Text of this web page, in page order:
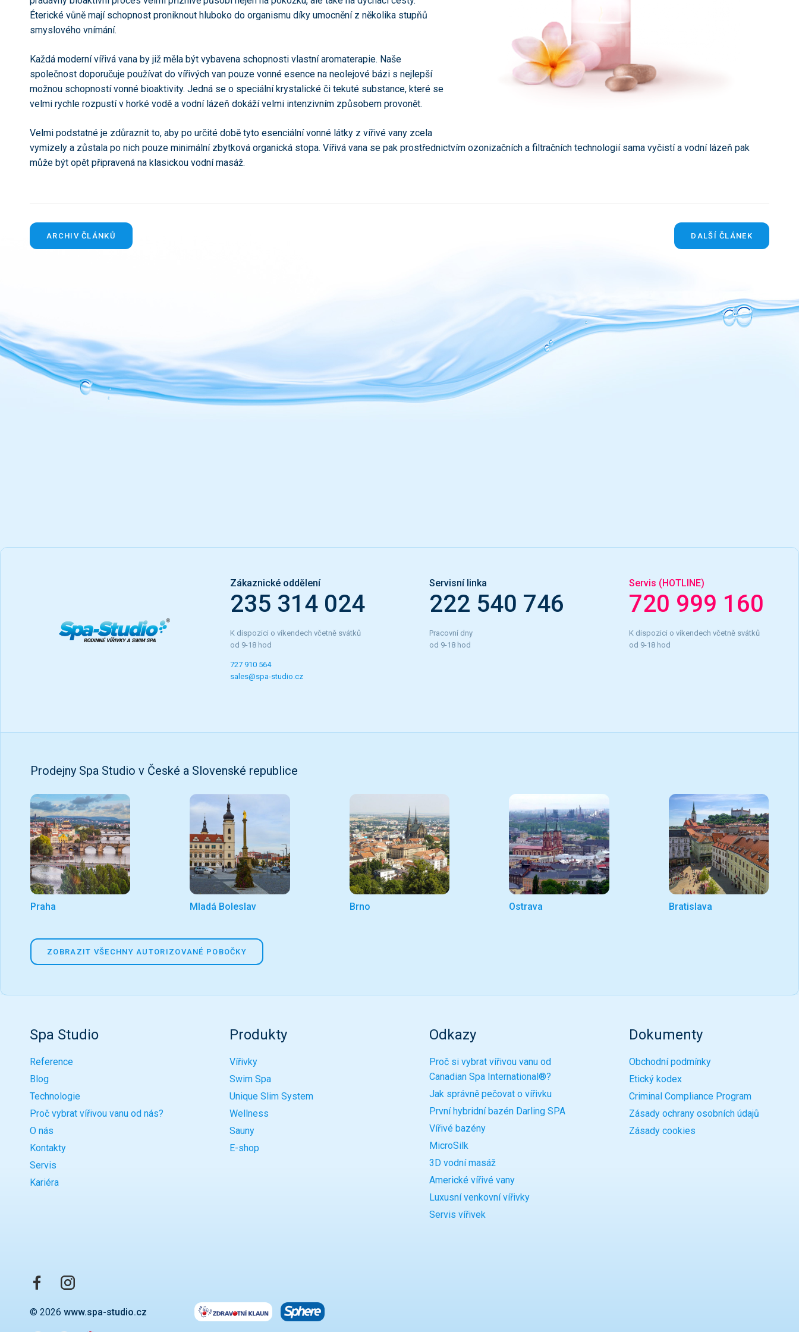
Éterické vůně mají schopnost proniknout hluboko do organismu díky umocnění z několika stupňů
smyslového vnímání.
Každá moderní vířivá vana by již měla být vybavena schopnosti vlastní aromaterapie. Naše
společnost doporučuje používat do vířivých van pouze vonné esence na neolejové bázi s nejlepší
možnou schopností vonné bioaktivity. Jedná se o speciální krystalické či tekuté substance, které se
velmi rychle rozpustí v horké vodě a vodní lázeň dokáží velmi intenzivním způsobem provonět.
Velmi podstatné je zdůraznit to, aby po určité době tyto esenciální vonné látky z vířivé vany zcela
vymizely a zůstala po nich pouze minimální zbytková organická stopa. Vířivá vana se pak prostřednictvím ozonizačních a filtračních technologií sama vyčistí a vodní lázeň pak
může být opět připravená na klasickou vodní masáž.
ARCHIV ČLÁNKŮ DALŠÍ ČLÁNEK
Zákaznické oddělení
235 314 024
K dispozici o víkendech včetně svátků
od 9-18 hod
727 910 564
sales@spa-studio.cz
Servisní linka
222 540 746
Pracovní dny
od 9-18 hod
Servis (HOTLINE)
720 999 160
K dispozici o víkendech včetně svátků
od 9-18 hod
Prodejny Spa Studio v České a Slovenské republice
Praha Mladá Boleslav Brno Ostrava Bratislava
ZOBRAZIT VŠECHNY AUTORIZOVANÉ POBOČKY
Spa Studio
Reference
Blog
Technologie
Proč vybrat vířivou vanu od nás?
O nás
Kontakty
Servis
Kariéra
Produkty
Vířivky
Swim Spa
Unique Slim System
Wellness
Sauny
E-shop
Odkazy
Proč si vybrat vířivou vanu od
Canadian Spa International®?
Jak správně pečovat o vířivku
První hybridní bazén Darling SPA
Vířivé bazény
MicroSilk
3D vodní masáž
Americké vířivé vany
Luxusní venkovní vířivky
Servis vířivek
Dokumenty
Obchodní podmínky
Etický kodex
Criminal Compliance Program
Zásady ochrany osobních údajů
Zásady cookies
© 2026 www.spa-studio.cz